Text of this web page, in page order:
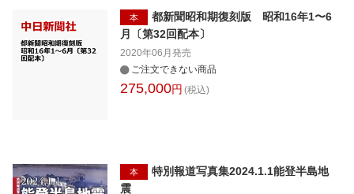
本
都新聞昭和期復刻版 昭和16年1〜6
月〔第32回配本〕
2020年06月発売
ご注文できない商品
275,000円 (税込)
本
特別報道写真集2024.1.1能登半島地
震